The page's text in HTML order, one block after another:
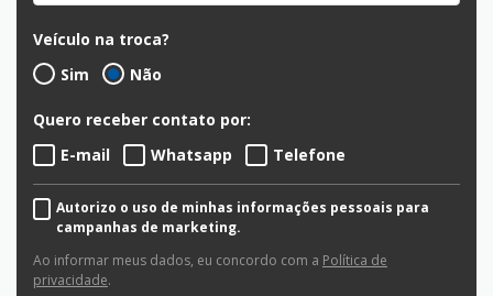
Veículo na troca?
Sim
Não
Quero receber contato por:
E-mail
Whatsapp Telefone
Autorizo o uso de minhas informações pessoais para
campanhas de marketing.
Ao informar meus dados, eu concordo com a Política de
privacidade.